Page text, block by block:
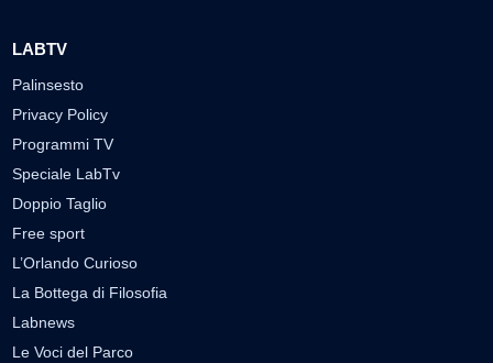
LABTV
Palinsesto
Privacy Policy
Programmi TV
Speciale LabTv
Doppio Taglio
Free sport
L’Orlando Curioso
La Bottega di Filosofia
Labnews
Le Voci del Parco